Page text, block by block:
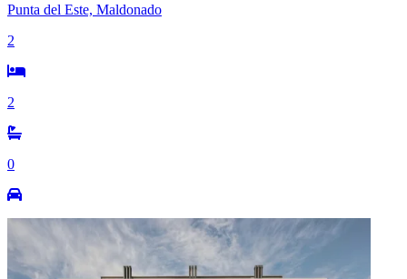
Punta del Este, Maldonado
2
2
0